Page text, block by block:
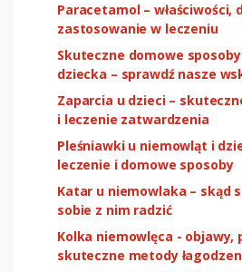
Paracetamol – właściwości,
zastosowanie w leczeniu
Skuteczne domowe
dziecka – sprawdź nasze
Zaparcia u dzieci –
i leczenie zatwardzenia
Pleśniawki u niemowląt i
leczenie i domowe sposoby
Katar u niemowlaka – skąd
sobie z nim radzić
Kolka niemowlęca - objawy,
skuteczne metody